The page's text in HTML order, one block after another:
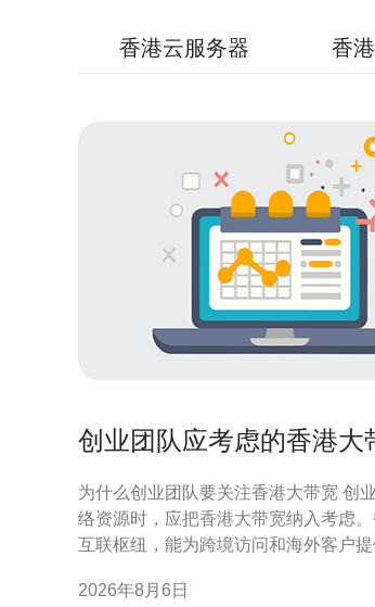
香港云服务器 香
创业团队应考虑的香港大
为什么创业团队要关注香港大带宽 创业团队在选择网
络资源时，应把香港大带宽纳入考虑
互联枢纽，能为跨境访问和海外客户
带宽的核心优势 国际互联与低延迟 香港连接多条海底
2026年8月6日